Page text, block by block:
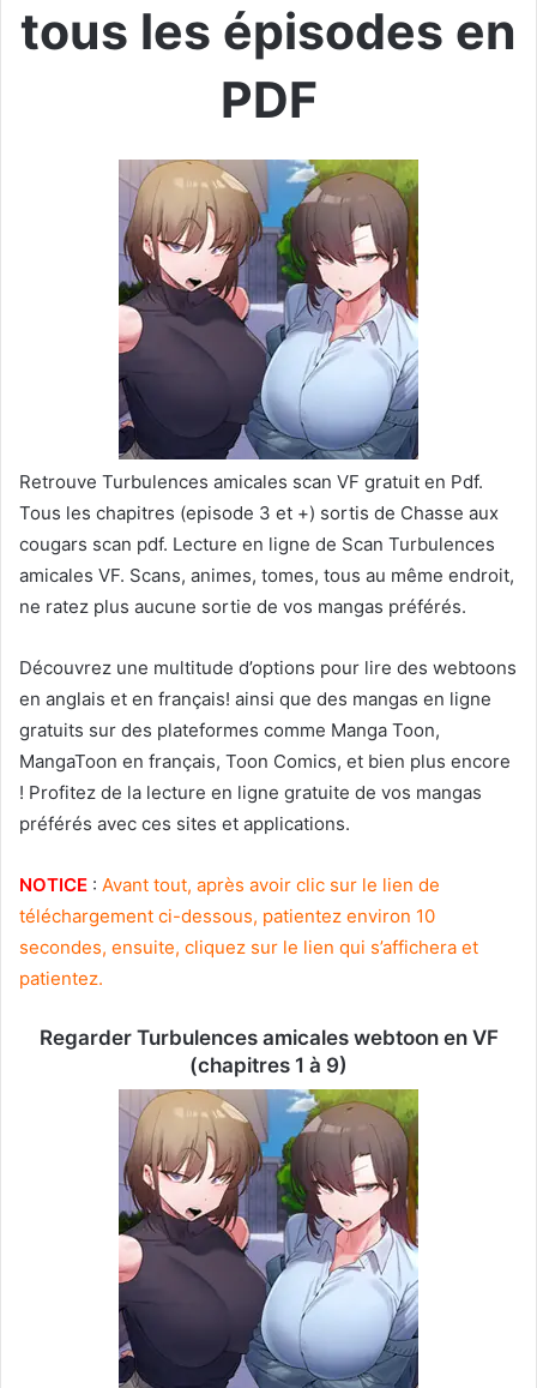
tous les épisodes en
PDF
Retrouve Turbulences amicales scan VF gratuit en Pdf.
Tous les chapitres (episode 3 et +) sortis de Chasse aux
cougars scan pdf. Lecture en ligne de Scan Turbulences
amicales VF. Scans, animes, tomes, tous au même endroit,
ne ratez plus aucune sortie de vos mangas préférés.
Découvrez une multitude d’options pour lire des webtoons
en anglais et en français! ainsi que des mangas en ligne
gratuits sur des plateformes comme Manga Toon,
MangaToon en français, Toon Comics, et bien plus encore
! Profitez de la lecture en ligne gratuite de vos mangas
préférés avec ces sites et applications.
NOTICE : Avant tout, après avoir clic sur le lien de
téléchargement ci-dessous, patientez environ 10
secondes, ensuite, cliquez sur le lien qui s’affichera et
patientez.
Regarder Turbulences amicales webtoon en VF
(chapitres 1 à 9)